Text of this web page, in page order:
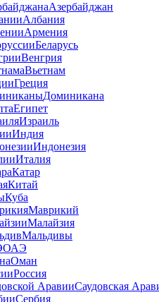
Азербайджан
Албания
Армения
Беларусь
Венгрия
Вьетнам
Греция
Доминикана
Египет
Израиль
Индия
Индонезия
Италия
Катар
Китай
Куба
Маврикий
Малайзия
Мальдивы
ОАЭ
Оман
Россия
Саудовская
Сербия